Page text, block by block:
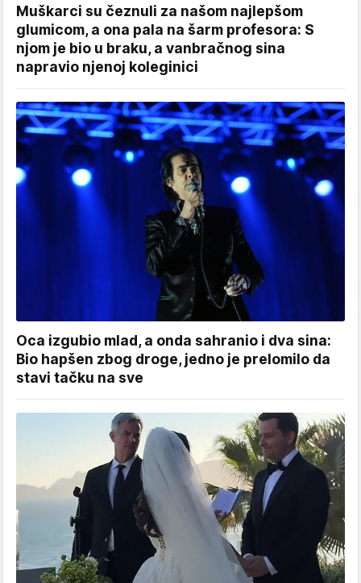
Muškarci su čeznuli za našom najlepšom
glumicom, a ona pala na šarm profesora: S
njom je bio u braku, a vanbračnog sina
napravio njenoj koleginici
Oca izgubio mlad, a onda sahranio i dva sina:
Bio hapšen zbog droge, jedno je prelomilo da
stavi tačku na sve